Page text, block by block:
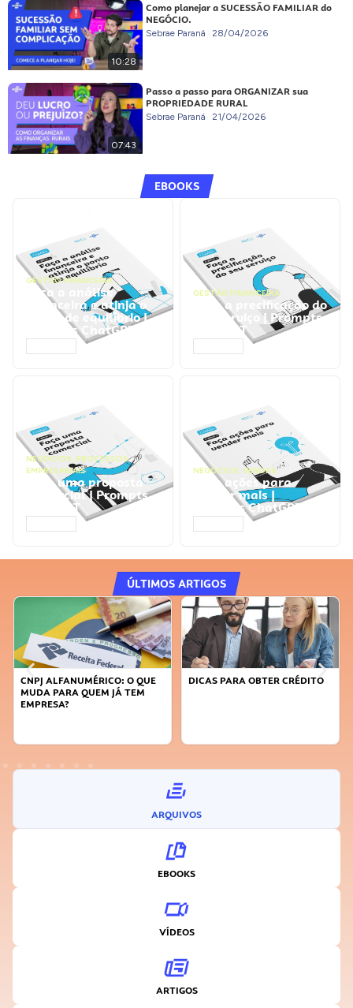
10:28
Como planejar a SUCESSÃO FAMILIAR do
NEGÓCIO.
Sebrae Paraná 28/04/2026
07:43
Passo a passo para ORGANIZAR sua
PROPRIEDADE RURAL
Sebrae Paraná 21/04/2026
EBOOKS
GESTÃO FINANCEIRA
Faça a análise
financeira e atinja o
ponto de equilíbrio |
Prompts ChatGPT
GESTÃO FINANCEIRA
Faça a precificação do
seu serviço | Prompts
ChatGPT
NEGÓCIOS, PROCESSOS
EMPRESARIAIS
Faça uma proposta
comercial | Prompts
ChatGPT
NEGÓCIOS, VENDAS
Faça ações para
vender mais |
Prompts ChatGPT
ÚLTIMOS ARTIGOS
CNPJ ALFANUMÉRICO: O QUE
MUDA PARA QUEM JÁ TEM
EMPRESA?
DICAS PARA OBTER CRÉDITO
ARQUIVOS
EBOOKS
VÍDEOS
ARTIGOS